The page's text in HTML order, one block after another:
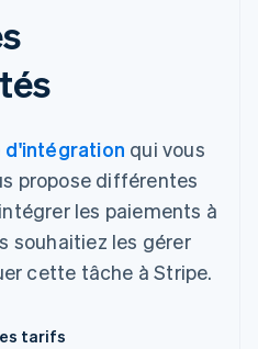
d'intégration qui vous
propose différentes
les paiements à
souhaitiez les gérer
cette tâche à Stripe.
tarifs